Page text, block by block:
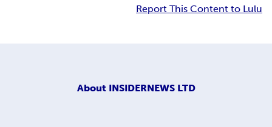
Report This Content to Lulu
About INSIDERNEWS LTD